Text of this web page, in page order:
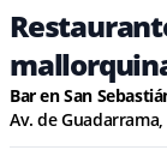
Bar en San
Av. de